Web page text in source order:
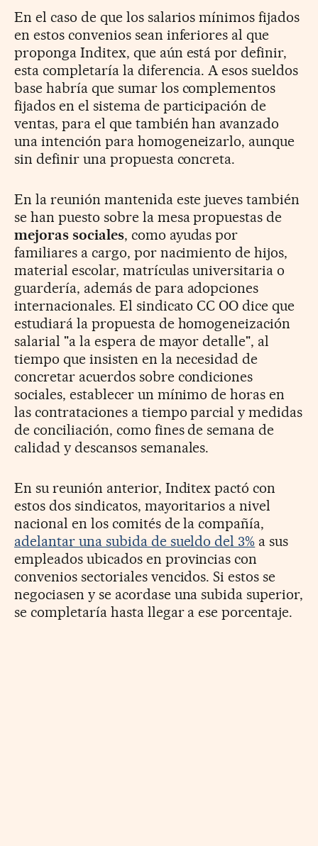
En el caso de que los salarios mínimos fijados
en estos convenios sean inferiores al que
proponga Inditex, que aún está por definir,
esta completaría la diferencia. A esos sueldos
base habría que sumar los complementos
fijados en el sistema de participación de
ventas, para el que también han avanzado
una intención para homogeneizarlo, aunque
sin definir una propuesta concreta.
En la reunión mantenida este jueves también
se han puesto sobre la mesa propuestas de
mejoras sociales, como ayudas por
familiares a cargo, por nacimiento de hijos,
material escolar, matrículas universitaria o
guardería, además de para adopciones
internacionales. El sindicato CC OO dice que
estudiará la propuesta de homogeneización
salarial "a la espera de mayor detalle", al
tiempo que insisten en la necesidad de
concretar acuerdos sobre condiciones
sociales, establecer un mínimo de horas en
las contrataciones a tiempo parcial y medidas
de conciliación, como fines de semana de
calidad y descansos semanales.
En su reunión anterior, Inditex pactó con
estos dos sindicatos, mayoritarios a nivel
nacional en los comités de la compañía,
adelantar una subida de sueldo del 3% a sus
empleados ubicados en provincias con
convenios sectoriales vencidos. Si estos se
negociasen y se acordase una subida superior,
se completaría hasta llegar a ese porcentaje.